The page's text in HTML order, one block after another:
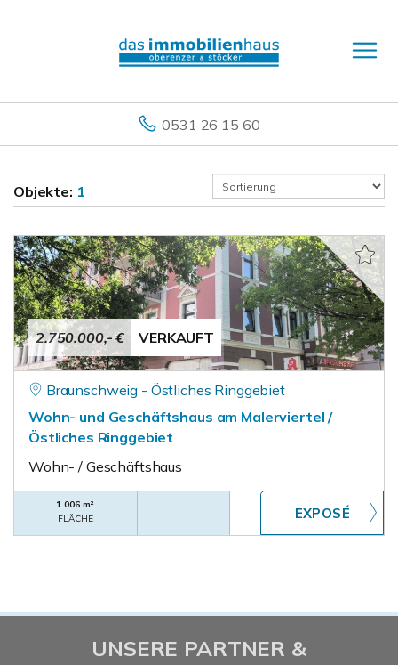
0531 26 15 60
Objekte: 1
2.750.000,- € VERKAUFT
Braunschweig - Östliches Ringgebiet
Wohn- und Geschäftshaus am Malerviertel /
Östliches Ringgebiet
Wohn- / Geschäftshaus
1.006 m²
FLÄCHE
UNSERE PARTNER &